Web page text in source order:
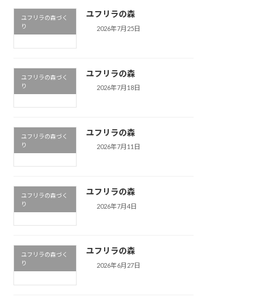
ユフリラの森づく
り
ユフリラの森
2026年7月25日
ユフリラの森づく
り
ユフリラの森
2026年7月18日
ユフリラの森づく
り
ユフリラの森
2026年7月11日
ユフリラの森づく
り
ユフリラの森
2026年7月4日
ユフリラの森づく
り
ユフリラの森
2026年6月27日